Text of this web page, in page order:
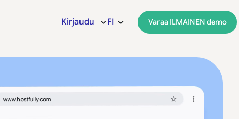
Kirjaudu FI Varaa ILMAINEN demo